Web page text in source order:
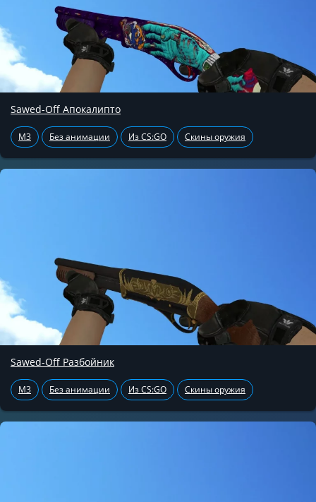
Sawed-Off Апокалипто
M3 Без анимации Из CS:GO Скины оружия
Sawed-Off Разбойник
M3 Без анимации Из CS:GO Скины оружия